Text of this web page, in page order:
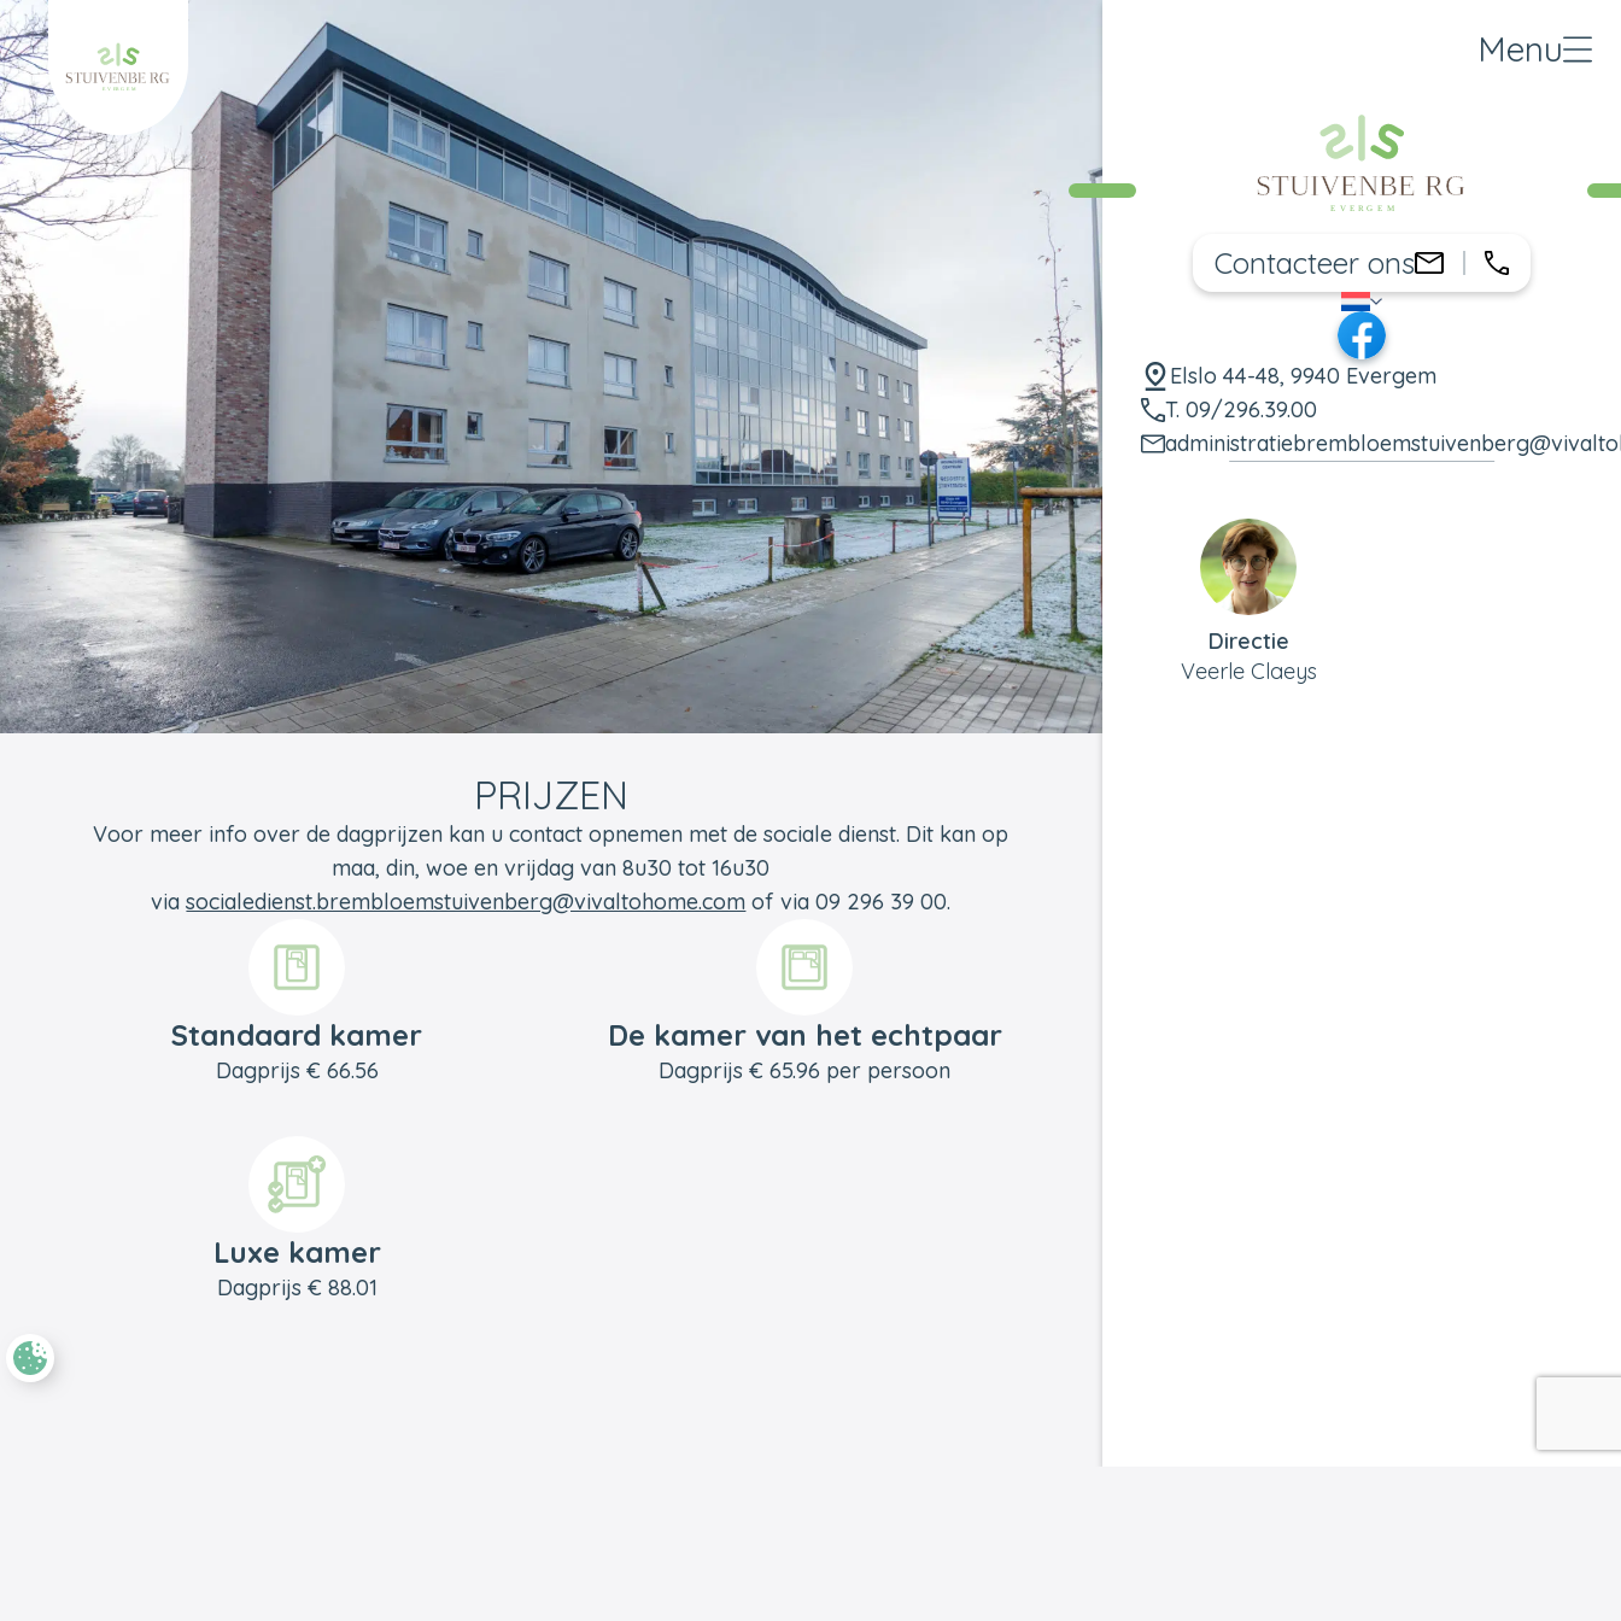
Keer terug naar Stuivenberg
Menu
PRIJZEN
Voor meer info over de dagprijzen kan u contact opnemen met de sociale dienst. Dit kan op
maa, din, woe en vrijdag van 8u30 tot 16u30
viasocialedienst.brembloemstuivenberg@vivaltohome.com of via 09 296 39 00.
Standaard kamer
Dagprijs € 66.56
De kamer van het echtpaar
Dagprijs € 65.96 per persoon
Luxe kamer
Dagprijs € 88.01
Contacteer ons
09/
NL Taal wijzigen
Facebook
Elslo 44-48, 9940 Evergem
T. 09/296.39.00
Directie
Veerle Claeys